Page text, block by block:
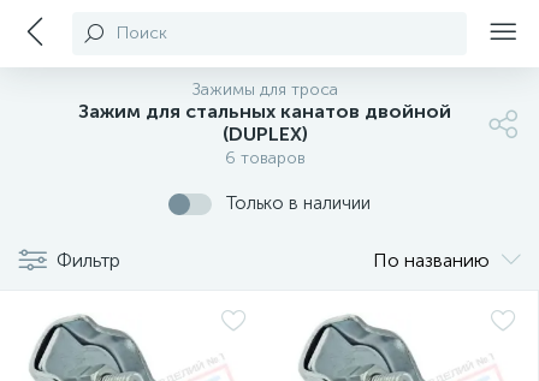
Поиск
Зажимы для троса
Зажим для стальных канатов двойной
(DUPLEX)
6 товаров
Только в наличии
Фильтр По названию